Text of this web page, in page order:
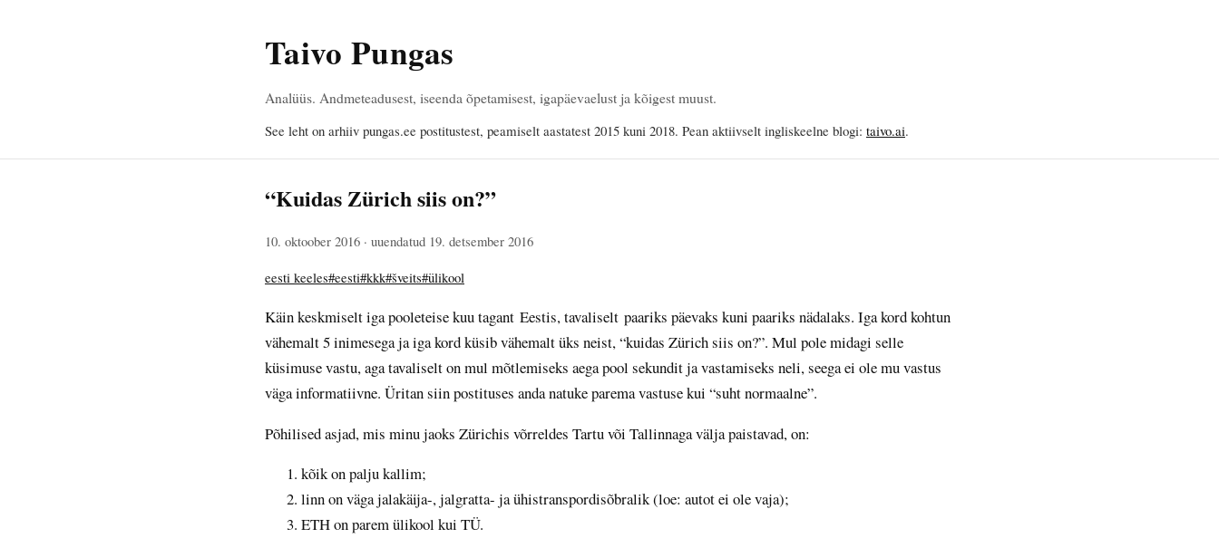
Taivo Pungas
Analüüs. Andmeteadusest, iseenda õpetamisest, igapäevaelust ja kõigest muust.
See leht on arhiiv pungas.ee postitustest, peamiselt aastatest 2015 kuni 2018. Pean aktiivselt ingliskeelne blogi: taivo.ai.
“Kuidas Zürich siis on?”
10. oktoober 2016 · uuendatud 19. detsember 2016
eesti keeles#eesti#kkk#šveits#ülikool
Käin keskmiselt iga pooleteise kuu tagant Eestis, tavaliselt paariks päevaks kuni paariks nädalaks. Iga kord kohtun
vähemalt 5 inimesega ja iga kord küsib vähemalt üks neist, “kuidas Zürich siis on?”. Mul pole midagi selle
küsimuse vastu, aga tavaliselt on mul mõtlemiseks aega pool sekundit ja vastamiseks neli, seega ei ole mu vastus
väga informatiivne. Üritan siin postituses anda natuke parema vastuse kui “suht normaalne”.
Põhilised asjad, mis minu jaoks Zürichis võrreldes Tartu või Tallinnaga välja paistavad, on:
kõik on palju kallim;
linn on väga jalakäija-, jalgratta- ja ühistranspordisõbralik (loe: autot ei ole vaja);
ETH on parem ülikool kui TÜ.